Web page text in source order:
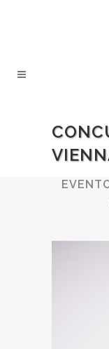
ALL